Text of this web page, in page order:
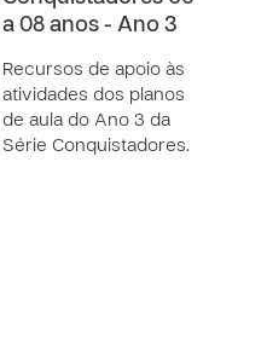
a 08 anos - Ano 3
Recursos de apoio às
atividades dos planos
de aula do Ano 3 da
Série Conquistadores.